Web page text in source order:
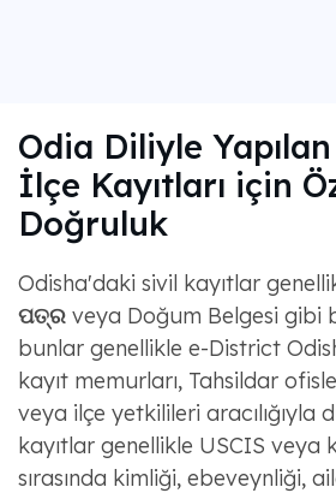
Odia Diliyle
İlçe Kayıtları için
Doğruluk
Odisha'daki sivil kayıtlar
ପତ୍ରveya Doğum Belgesi gibi
bunlar genellikle e-District
kayıt memurları, Tahsildar
veya ilçe yetkilileri aracılığıyla
kayıtlar genellikle USCIS veya
sırasında kimliği, ebeveynliği,